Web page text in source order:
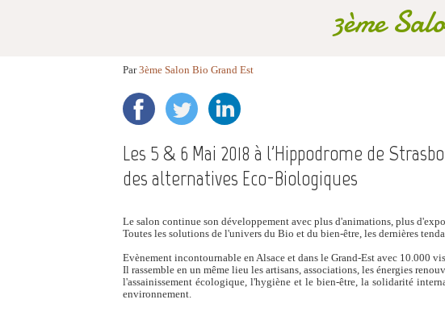
3ème
Par3ème Salon Bio Grand Est
Les 5 & 6 Mai 2018 à l'Hippodrome de
des alternatives Eco-Biologiques
Le salon continue son développement avec plus d'animations, plus
Toutes les solutions de l'univers du Bio et du bien-être, les dernières
Evènement incontournable en Alsace et dans le Grand-Est avec 10.000
Il rassemble en un même lieu les artisans, associations, les énergies
l'assainissement écologique, l'hygiène et le bien-être, la solidarité
environnement.